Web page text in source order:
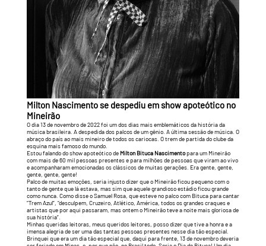
Milton Nascimento se despediu em show apoteótico no
Mineirão
O dia 13 de novembro de 2022 foi um dos dias mais emblemáticos da história da
música brasileira. A despedida dos palcos de um gênio. A última sessão de música. O
abraço do país ao mais mineiro de todos os cariocas. O trem de partida do clube da
esquina mais famoso do mundo.
Estou falando do show apoteótico de Milton Bituca Nascimentopara um Mineirão
com mais de 60 mil pessoas presentes e para milhões de pessoas que viram ao vivo
e acompanharam emocionadas os clássicos de muitas gerações. Era gente, gente,
gente, gente, gente!
Palco de muitas emoções, seria injusto dizer que o Mineirão ficou pequeno com o
tanto de gente que lá estava, mas sim que aquele grandioso estádio ficou grande
como nunca. Como disse o Samuel Rosa, que esteve no palco com Bituca para cantar
“Trem Azul”, “desculpem, Cruzeiro, Atlético, América, todos os grandes craques e
artistas que por aqui passaram, mas ontem o Mineirão teve a noite mais gloriosa de
sua história”.
Minhas queridas leitoras, meus queridos leitores, posso dizer que tive a honra e a
imensa alegria de ser uma das tantas pessoas presentes nesse dia tão especial.
Brinquei que era um dia tão especial que, daqui para frente, 13 de novembro deveria